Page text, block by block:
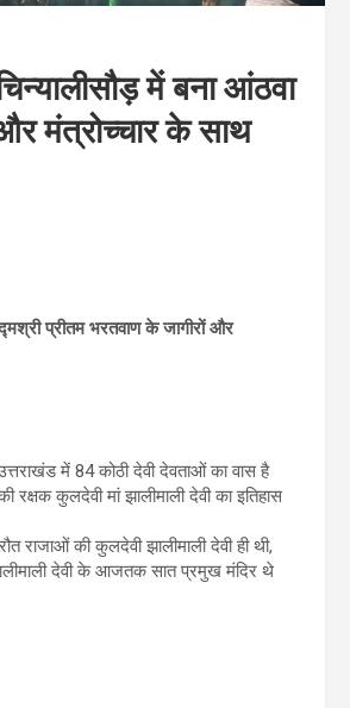
में बना आंठवा
मंत्रोच्चार के साथ
प्रीतम भरतवाण के जागीरों और
में 84 कोठी देवी देवताओं का वास है
कुलदेवी मां झालीमाली देवी का इतिहास
राजाओं की कुलदेवी झालीमाली देवी ही थी,
देवी के आजतक सात प्रमुख मंदिर थे